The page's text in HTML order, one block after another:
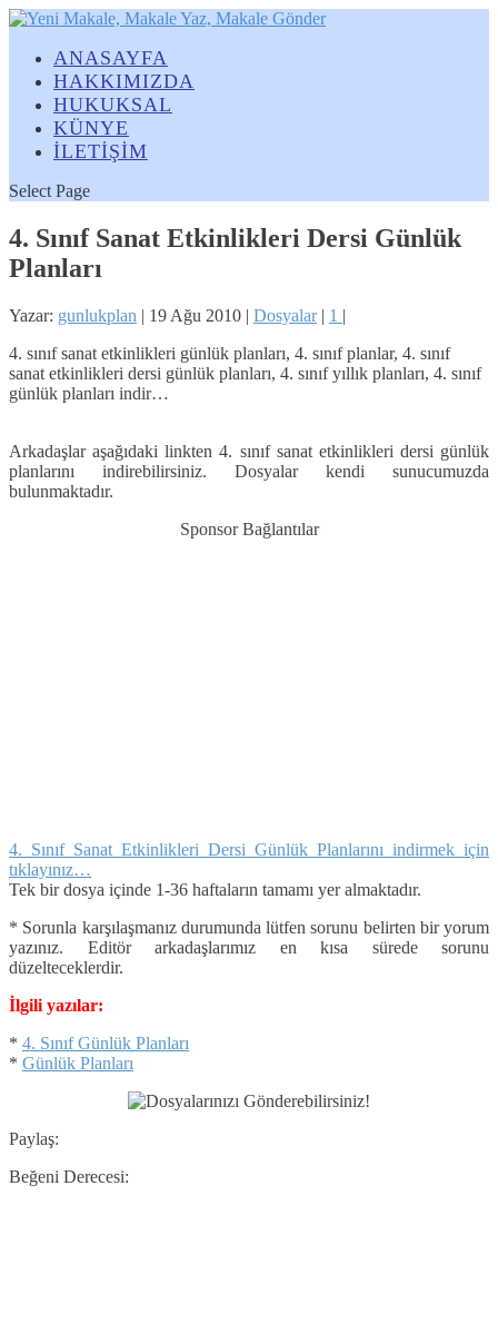
ANASAYFA
HAKKIMIZDA
HUKUKSAL
KÜNYE
İLETİŞİM
Select Page
4. Sınıf Sanat Etkinlikleri Dersi Günlük
Planları
Yazar: gunlukplan | 19 Ağu 2010 | Dosyalar| 1 |
4. sınıf sanat etkinlikleri günlük planları, 4. sınıf planlar, 4. sınıf
sanat etkinlikleri dersi günlük planları, 4. sınıf yıllık planları, 4. sınıf
günlük planları indir…
Arkadaşlar aşağıdaki linkten 4. sınıf sanat etkinlikleri dersi günlük
planlarını indirebilirsiniz. Dosyalar kendi sunucumuzda
bulunmaktadır.
Sponsor Bağlantılar
4. Sınıf Sanat Etkinlikleri Dersi Günlük Planlarını indirmek için
tıklayınız…
Tek bir dosya içinde 1-36 haftaların tamamı yer almaktadır.
* Sorunla karşılaşmanız durumunda lütfen sorunu belirten bir yorum
yazınız. Editör arkadaşlarımız en kısa sürede sorunu
düzelteceklerdir.
İlgili yazılar:
* 4. Sınıf Günlük Planları
* Günlük Planları
Paylaş:
Beğeni Derecesi: